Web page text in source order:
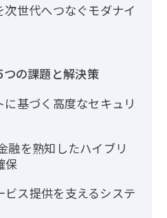
次世代へつなぐモダナイ
の課題と解決策
に基づく高度なセキュリ
融を熟知したハイブリ
保
ビス提供を支えるシステ